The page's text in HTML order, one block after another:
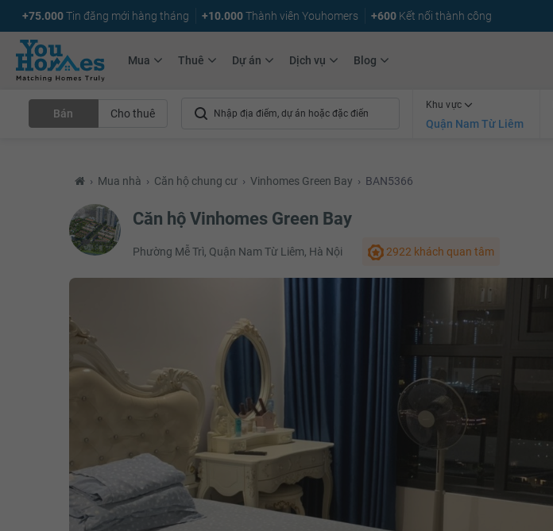
+75.000Tin đăng mới hàng tháng +10.000Thành viên Youhomers +600 Kết nối thành công
Mua Thuê Dự án Dịch vụ Blog
Bán Cho thuê
Khu vực
Quận Nam Từ Liêm
› Mua nhà › Căn hộ chung cư › Vinhomes Green Bay › BAN5366
Căn hộ Vinhomes Green Bay
Phường Mễ Trì, Quận Nam Từ Liêm, Hà Nội 2922 khách quan tâm